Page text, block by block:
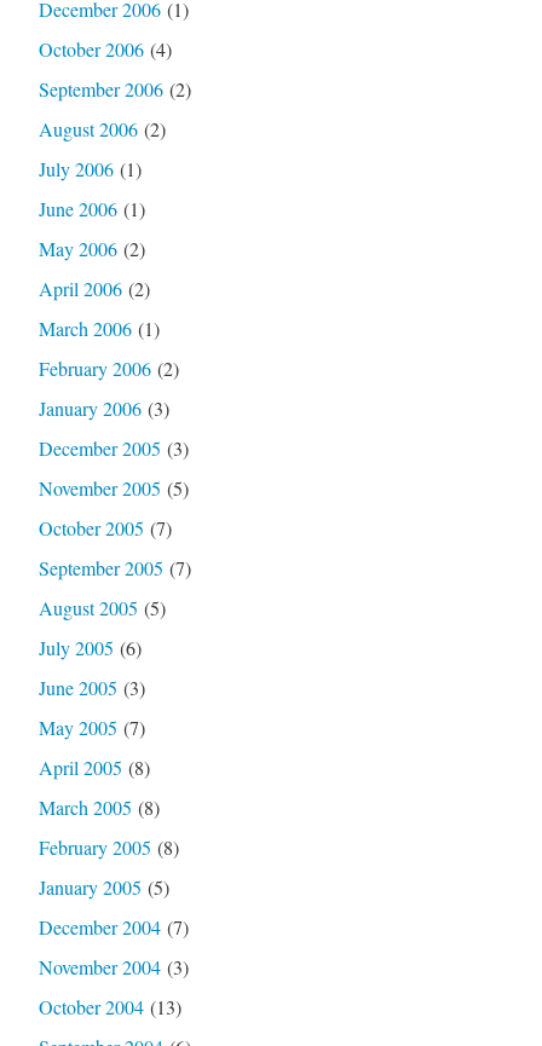
December 2006(1)
October 2006(4)
September 2006(2)
August 2006(2)
July 2006(1)
June 2006(1)
May 2006(2)
April 2006(2)
March 2006(1)
February 2006(2)
January 2006(3)
December 2005 (3)
November 2005 (5)
October 2005 (7)
September 2005 (7)
August 2005 (5)
July 2005 (6)
June 2005 (3)
May 2005 (7)
April 2005 (8)
March 2005 (8)
February 2005 (8)
January 2005 (5)
December 2004(7)
November 2004(3)
October 2004(13)